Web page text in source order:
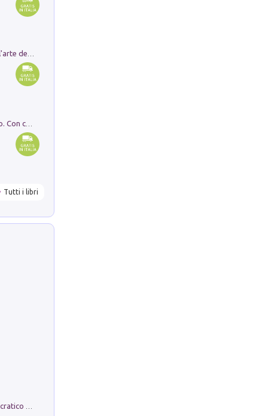
Ricerche dei dottorandi in storia dell'arte della Sapienza
Tutti i libri